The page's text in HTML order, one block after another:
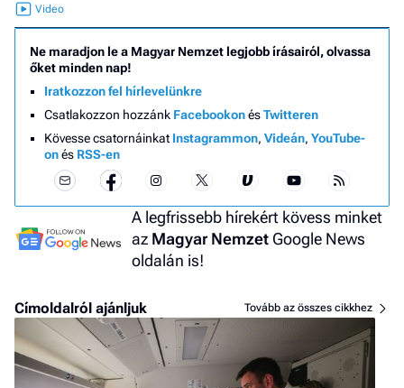
Ne maradjon le a Magyar Nemzet legjobb írásairól, olvassa
őket minden nap!
Iratkozzon fel hírlevelünkre
Csatlakozzon hozzánk FacebookonésTwitteren
Kövesse csatornáinkat Instagrammon, Videán, YouTube-
onés RSS-en
A legfrissebb hírekért kövess minket
az Magyar Nemzet Google News
oldalán is!
Címoldalról ajánljuk Tovább az összes cikkhez